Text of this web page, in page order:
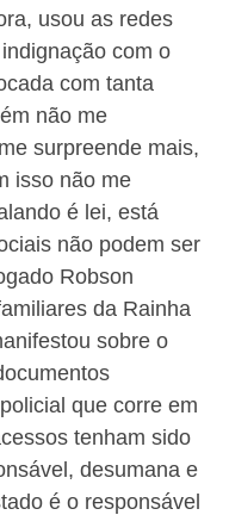
usou as redes
com o
com tanta
não me
surpreende mais,
isso não me
é lei, está
não podem ser
Robson
da Rainha
sobre o
que corre em
tenham sido
desumana e
é o responsável